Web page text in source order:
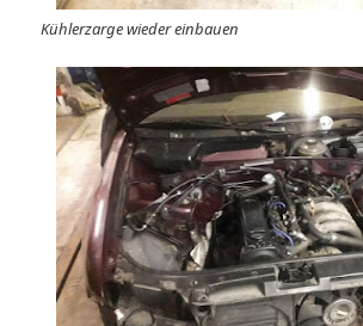
Kühlerzarge wieder einbauen